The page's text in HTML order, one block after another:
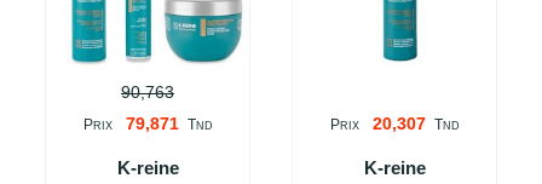
90,763
PRIX 79,871 TND
K-reine
PRIX 20,307 TND
K-reine